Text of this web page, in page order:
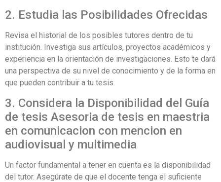
2. Estudia las Posibilidades Ofrecidas
Revisa el historial de los posibles tutores dentro de tu
institución. Investiga sus artículos, proyectos académicos y
experiencia en la orientación de investigaciones. Esto te dará
una perspectiva de su nivel de conocimiento y de la forma en
que pueden contribuir a tu tesis.
3. Considera la Disponibilidad del Guía
de tesis Asesoria de tesis en maestria
en comunicacion con mencion en
audiovisual y multimedia
Un factor fundamental a tener en cuenta es la disponibilidad
del tutor. Asegúrate de que el docente tenga el suficiente